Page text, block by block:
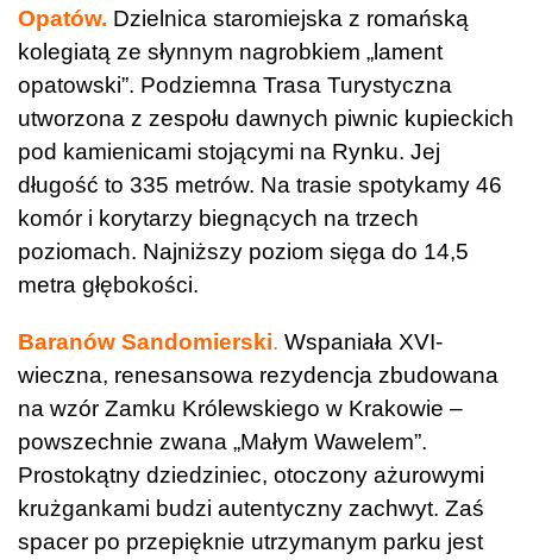
Opatów. Dzielnica staromiejska z romańską
kolegiatą ze słynnym nagrobkiem „lament
opatowski”. Podziemna Trasa Turystyczna
utworzona z zespołu dawnych piwnic kupieckich
pod kamienicami stojącymi na Rynku. Jej
długość to 335 metrów. Na trasie spotykamy 46
komór i korytarzy biegnących na trzech
poziomach. Najniższy poziom sięga do 14,5
metra głębokości.
Baranów Sandomierski. Wspaniała XVI-
wieczna, renesansowa rezydencja zbudowana
na wzór Zamku Królewskiego w Krakowie –
powszechnie zwana „Małym Wawelem”.
Prostokątny dziedziniec, otoczony ażurowymi
krużgankami budzi autentyczny zachwyt. Zaś
spacer po przepięknie utrzymanym parku jest